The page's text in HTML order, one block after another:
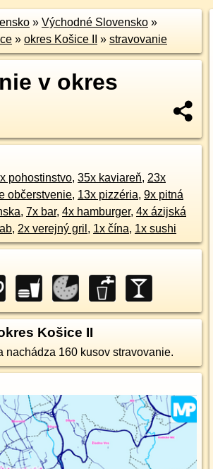
» Východné Slovensko »
» okres Košice II » stravovanie
v okres
pohostinstvo, 35x kaviareň, 23x
občerstvenie, 13x pizzéria, 9x pitná
, 7x bar, 4x hamburger, 4x ázijská
, 2x verejný gril , 1x čína, 1x sushi
Košice II
nachádza 160 kusov stravovanie.